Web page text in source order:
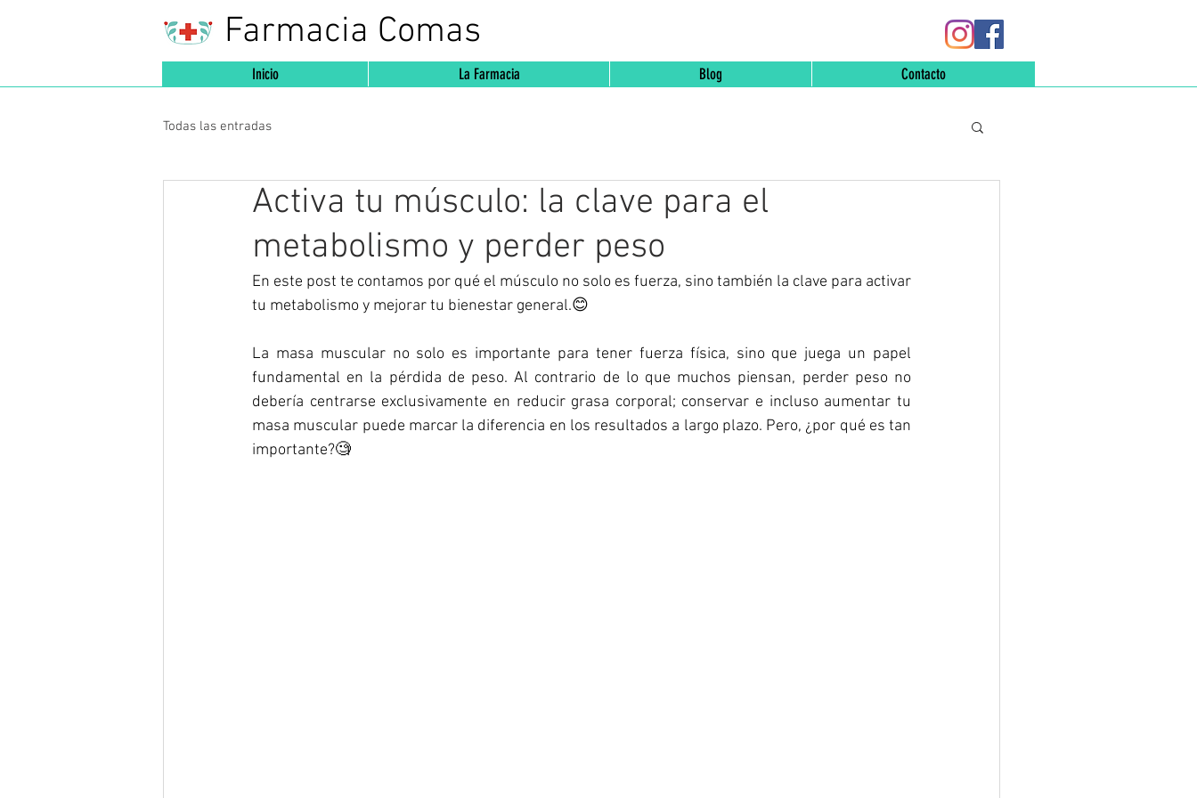
Farmacia Comas
Inicio La Farmacia Blog Contacto
Todas las entradas
Activa tu músculo: la clave para el
metabolismo y perder peso
En este post te contamos por qué el músculo no solo es fuerza, sino también la clave para activar
tu metabolismo y mejorar tu bienestar general.😊
La masa muscular no solo es importante para tener fuerza física, sino que juega un papel
fundamental en la pérdida de peso. Al contrario de lo que muchos piensan, perder peso no
debería centrarse exclusivamente en reducir grasa corporal; conservar e incluso aumentar tu
masa muscular puede marcar la diferencia en los resultados a largo plazo. Pero, ¿por qué es tan
importante?🧐